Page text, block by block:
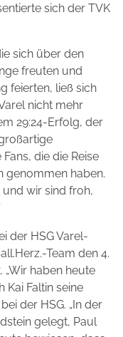
sich der TVK
sich über den
freuten und
feierten, ließ sich
nicht mehr
29:24-Erfolg, der
die die Reise
genommen haben.
und wir sind froh,
der HSG Varel-
Team den 4.
„Wir haben heute
Kai Faltin seine
der HSG. „In der
gelegt, Paul